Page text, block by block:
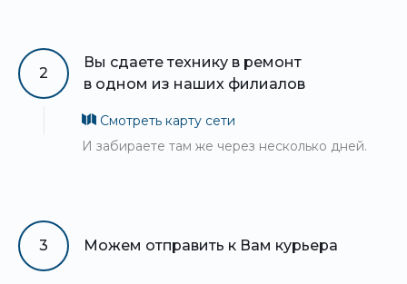
2
Вы сдаете технику в ремонт
в одном из наших филиалов
Смотреть карту сети
И забираете там же через несколько дней.
3 Можем отправить к Вам курьера